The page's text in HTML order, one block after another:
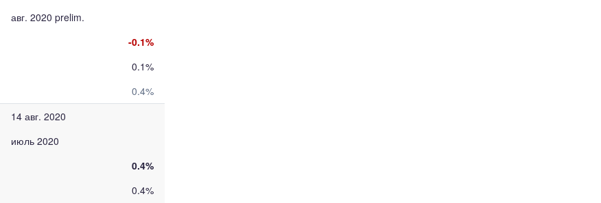
авг. 2020 prelim.
-0.1%
0.1%
0.4%
14 авг. 2020
июль 2020
0.4%
0.4%